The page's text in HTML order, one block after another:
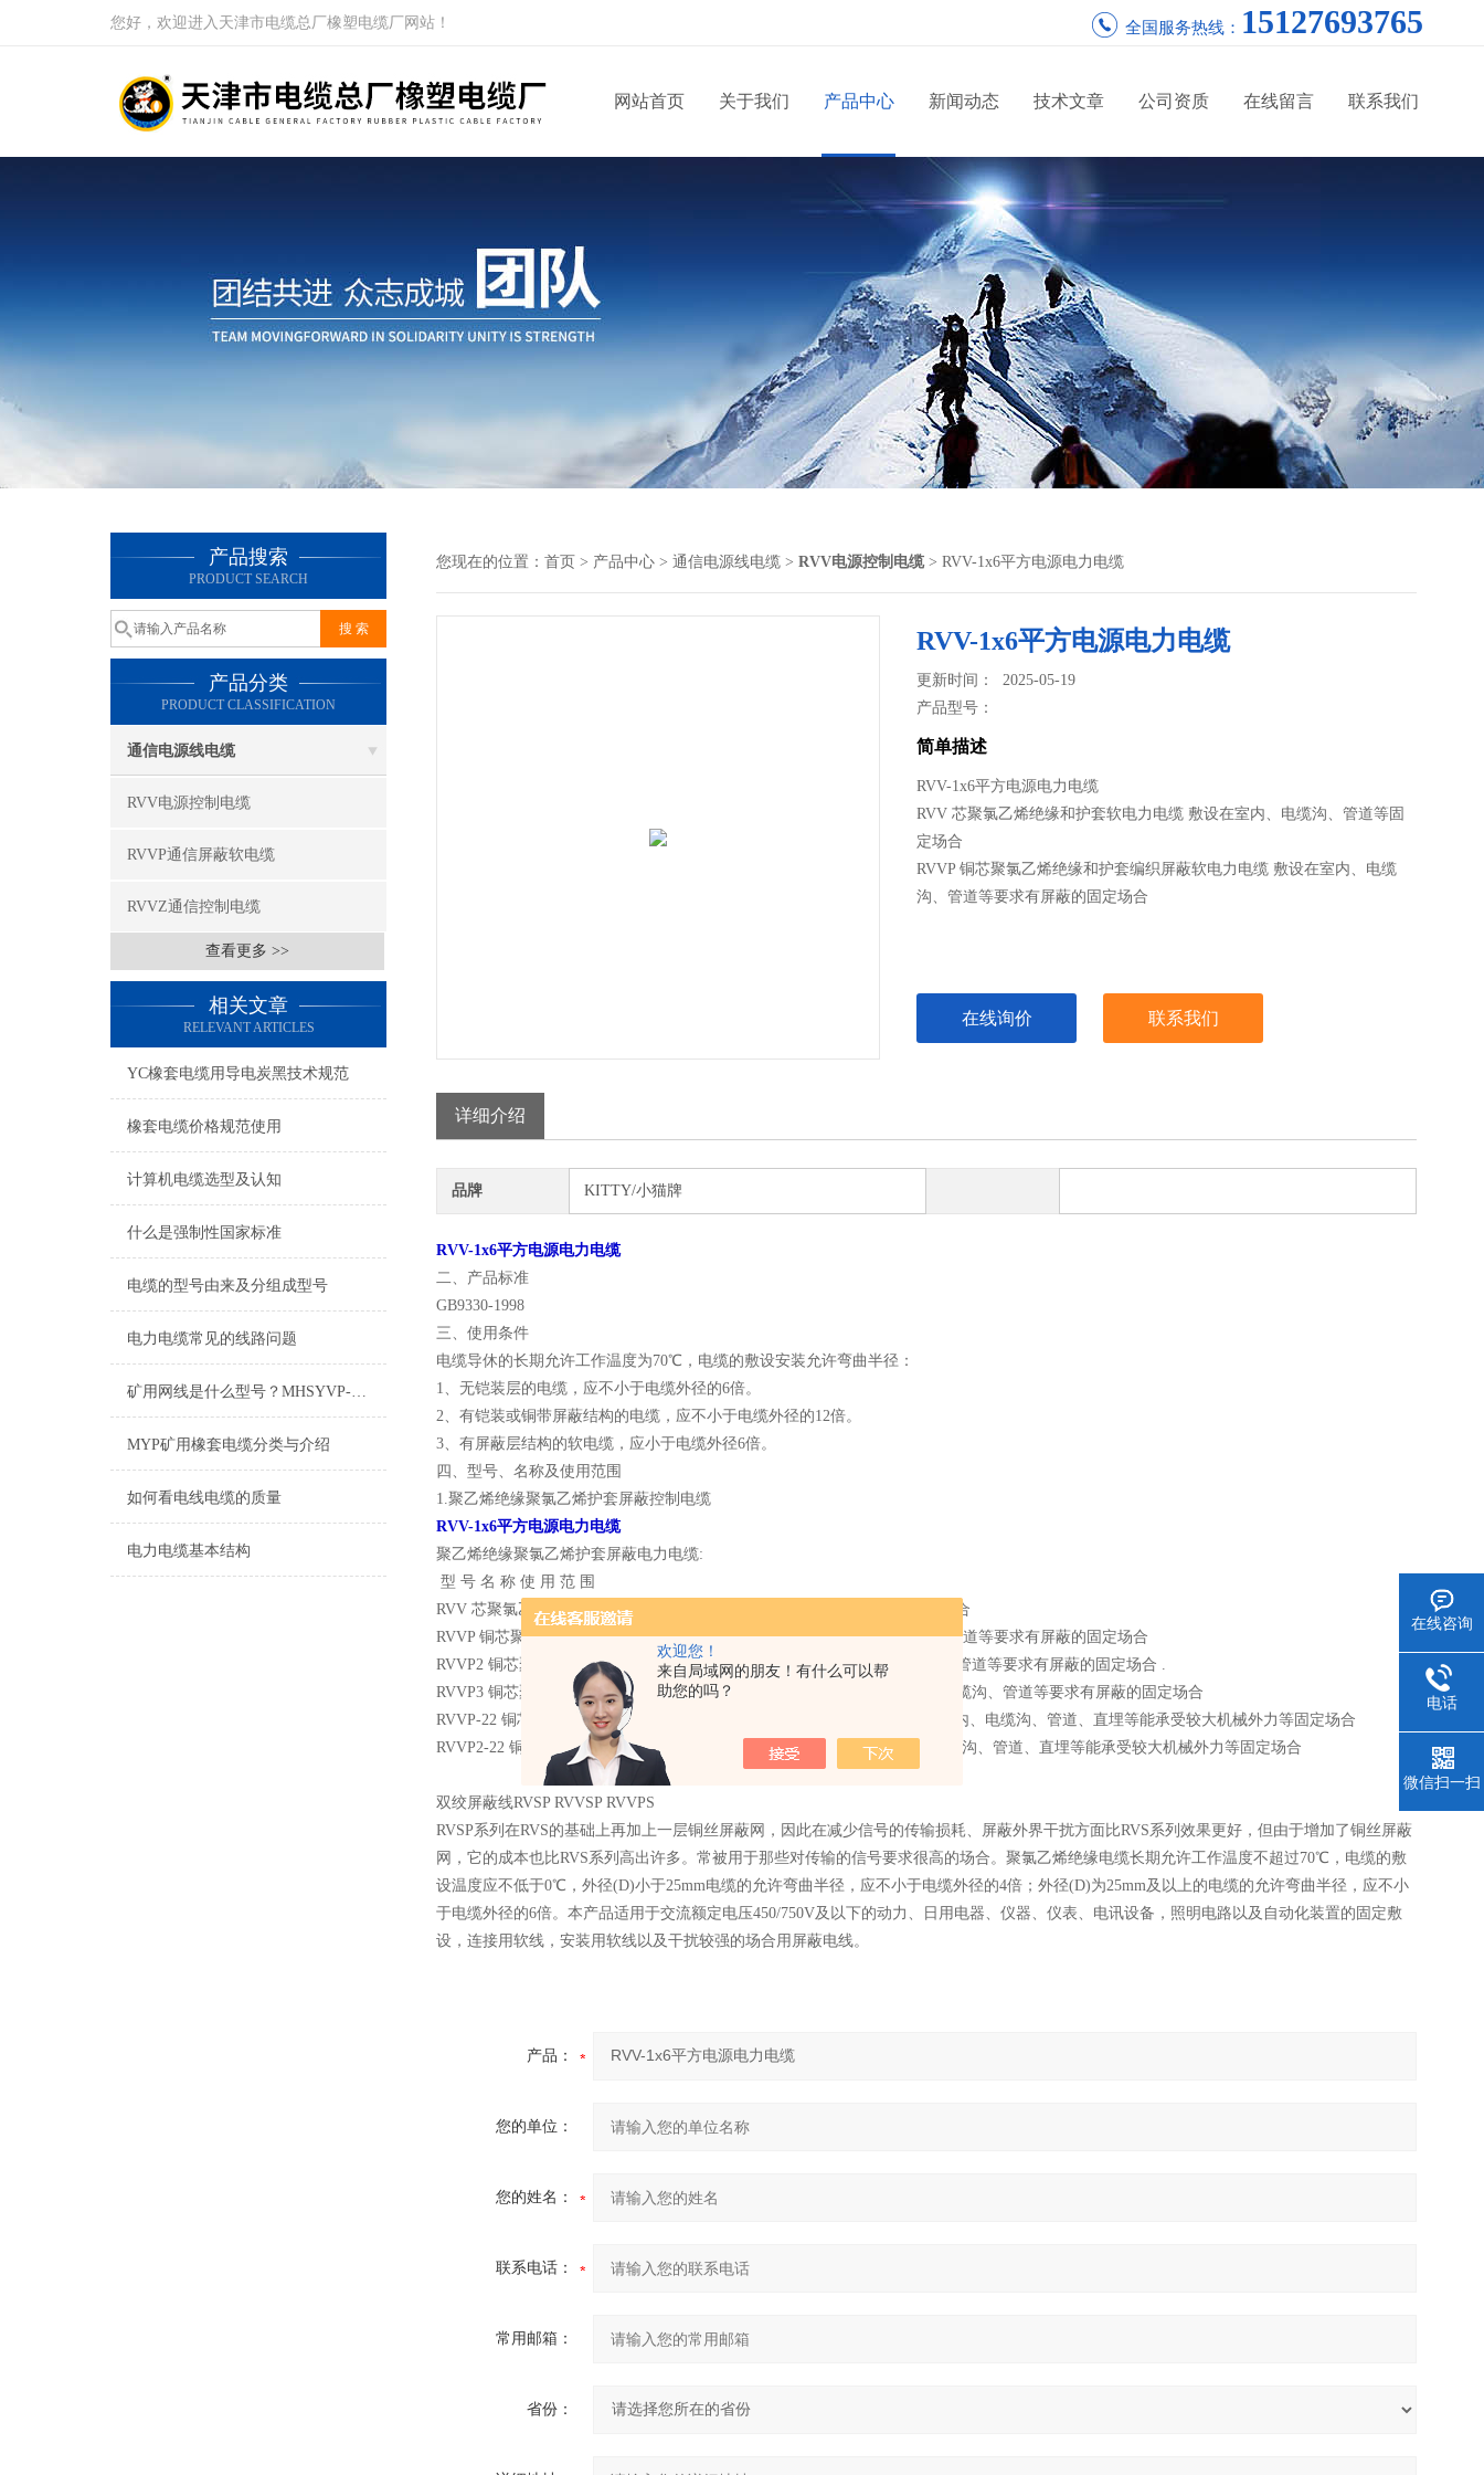
欢迎您！
来自局域网的朋友！有什么可以帮
助您的吗？
您好，欢迎进入天津市电缆总厂橡塑电缆厂网站！ 全国服务热线： 15127693765
网站首页 关于我们 产品中心 新闻动态 技术文章 公司资质 在线留言 联系我们
产品搜索
PRODUCT SEARCH
产品分类
PRODUCT CLASSIFICATION
通信电源线电缆
RVV电源控制电缆
RVVP通信屏蔽软电缆
RVVZ通信控制电缆
查看更多 >>
相关文章
RELEVANT ARTICLES
YC橡套电缆用导电炭黑技术规范
橡套电缆价格规范使用
计算机电缆选型及认知
什么是强制性国家标准
电缆的型号由来及分组成型号
电力电缆常见的线路问题
矿用网线是什么型号？MHSYVP-5矿用网线型号
MYP矿用橡套电缆分类与介绍
如何看电线电缆的质量
电力电缆基本结构
您现在的位置： 首页 > 产品中心 > 通信电源线电缆 > RVV电源控制电缆> RVV-1x6平方电源电力电缆
RVV-1x6平方电源电力电缆
更新时间： 2025-05-19
产品型号：
简单描述
RVV-1x6平方电源电力电缆
RVV 芯聚氯乙烯绝缘和护套软电力电缆 敷设在室内、电缆沟、管道等固
定场合
RVVP 铜芯聚氯乙烯绝缘和护套编织屏蔽软电力电缆 敷设在室内、电缆
沟、管道等要求有屏蔽的固定场合
在线询价 联系我们
详细介绍
品牌 KITTY/小猫牌
RVV-1x6平方电源电力电缆
二、产品标准
GB9330-1998
三、使用条件
电缆导休的长期允许工作温度为70℃，电缆的敷设安装允许弯曲半径：
1、无铠装层的电缆，应不小于电缆外径的6倍。
2、有铠装或铜带屏蔽结构的电缆，应不小于电缆外径的12倍。
3、有屏蔽层结构的软电缆，应小于电缆外径6倍。
四、型号、名称及使用范围
1.聚乙烯绝缘聚氯乙烯护套屏蔽控制电缆
RVV-1x6平方电源电力电缆
聚乙烯绝缘聚氯乙烯护套屏蔽电力电缆:
型 号 名 称 使 用 范 围
RVV 芯聚氯乙烯绝缘和护套软电力电缆 敷设在室内、电缆沟、管道等固定场合
RVVP 铜芯聚氯乙烯绝缘和护套编织屏蔽软电力电缆 敷设在室内、电缆沟、管道等要求有屏蔽的固定场合
RVVP2 铜芯聚氯乙烯绝缘和护套铜带屏蔽软电力电缆 敷设在室内、电缆沟、管道等要求有屏蔽的固定场合 .
RVVP3 铜芯聚氯乙烯绝缘和护套铝塑复合带屏蔽软电力电缆 敷设在室内、电缆沟、管道等要求有屏蔽的固定场合
RVVP-22 铜芯聚氯乙烯绝缘和护套编织屏蔽钢带铠装软电力电缆 敷衍设在室内、电缆沟、管道、直埋等能承受较大机械外力等固定场合
RVVP2-22 铜芯聚氯乙烯绝缘和护套钢带铠装软电力电缆 敷衍设在室内、电缆沟、管道、直埋等能承受较大机械外力等固定场合
双绞屏蔽线RVSP RVVSP RVVPS
RVSP系列在RVS的基础上再加上一层铜丝屏蔽网，因此在减少信号的传输损耗、屏蔽外界干扰方面比RVS系列效果更好，但由于增加了铜丝屏蔽
网，它的成本也比RVS系列高出许多。常被用于那些对传输的信号要求很高的场合。聚氯乙烯绝缘电缆长期允许工作温度不超过70℃，电缆的敷
设温度应不低于0℃，外径(D)小于25mm电缆的允许弯曲半径，应不小于电缆外径的4倍；外径(D)为25mm及以上的电缆的允许弯曲半径，应不小
于电缆外径的6倍。本产品适用于交流额定电压450/750V及以下的动力、日用电器、仪器、仪表、电讯设备，照明电路以及自动化装置的固定敷
设，连接用软线，安装用软线以及干扰较强的场合用屏蔽电线。
产品：
您的单位：
您的姓名：
联系电话：
常用邮箱：
省份：
在线咨询
电话
微信扫一扫